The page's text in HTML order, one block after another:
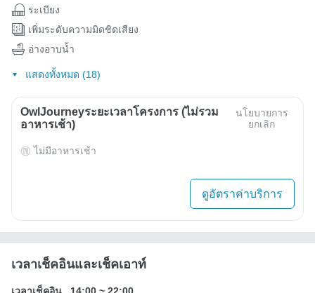
ระเบียง
เพิ่มระดับความมิดชิดเสียง
อ่างอาบน้ำ
แสดงทั้งหมด (18)
OwlJourneyระยะเวลาโครงการ (ไม่รวม
อาหารเช้า)
นโยบายการ
ยกเลิก
ไม่มีอาหารเช้า
ดูอัตราค่าบริการ
เวลาเช็คอินและเช็คเอาท์